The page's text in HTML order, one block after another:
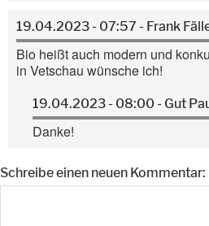
19.04.2023 - 07:57 - Frank
Bio heißt auch modern und
in Vetschau wünsche ich!
19.04.2023 - 08:00 - Gut
Danke!
Schreibe einen neuen Kommentar: